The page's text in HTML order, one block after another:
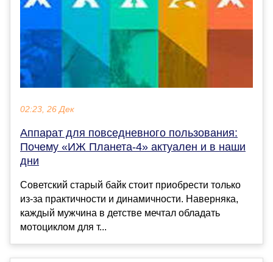
02:23, 26 Дек
Аппарат для повседневного пользования:
Почему «ИЖ Планета-4» актуален и в наши
дни
Советский старый байк стоит приобрести только
из-за практичности и динамичности. Наверняка,
каждый мужчина в детстве мечтал обладать
мотоциклом для т...